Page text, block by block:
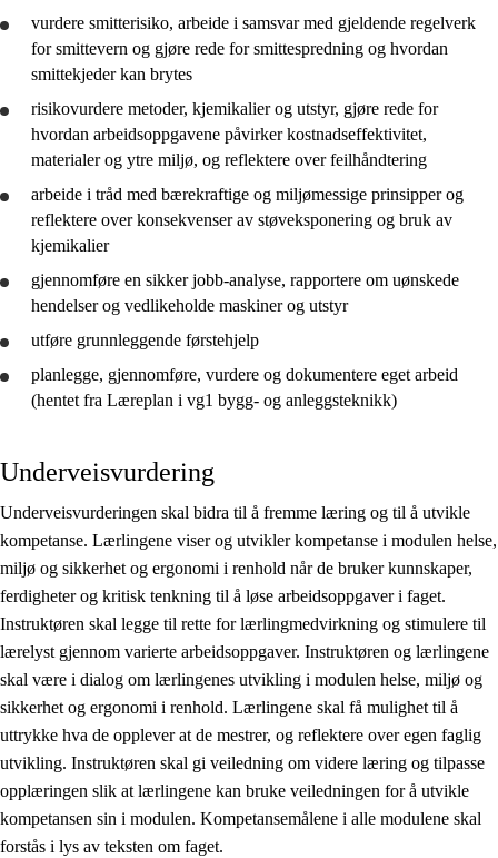
Kvalitet, service og samhandling
vurdere smitterisiko, arbeide i samsvar med gjeldende regelverk
for smittevern og gjøre rede forsmittespredning og hvordan
smittekjeder kan brytes
risikovurdere metoder, kjemikalier og utstyr, gjøre rede for
hvordan arbeidsoppgavene påvirker kostnadseffektivitet,
materialer og ytre miljø, og reflektere over feilhåndtering
arbeide i tråd med bærekraftige og miljømessige prinsipper og
reflektere over konsekvenser av støveksponering og bruk av
kjemikalier
gjennomføre en sikker jobb-analyse, rapportere om uønskede
hendelser og vedlikeholde maskiner og utstyr
utføre grunnleggende førstehjelp
planlegge, gjennomføre, vurdere og dokumentere eget arbeid
(hentet fra Læreplan i vg1 bygg- og anleggsteknikk)
Underveisvurdering
Underveisvurderingen skal bidra til å fremme læring og til å utvikle
kompetanse. Lærlingene viser og utvikler kompetanse i modulen helse,
miljø og sikkerhet og ergonomi i renhold når de bruker kunnskaper,
ferdigheter og kritisk tenkning til å løse arbeidsoppgaver i faget.
Instruktøren skal legge til rette for lærlingmedvirkning og stimulere til
lærelyst gjennom varierte arbeidsoppgaver. Instruktøren og lærlingene
skal være i dialog om lærlingenes utvikling i modulen helse, miljø og
sikkerhet og ergonomi i renhold. Lærlingene skal få mulighet til å
uttrykke hva de opplever at de mestrer, og reflektere over egen faglig
utvikling. Instruktøren skal gi veiledning om videre læring og tilpasse
opplæringen slik at lærlingene kan bruke veiledningen for å utvikle
kompetansen sin i modulen. Kompetansemålene i alle modulene skal
forstås i lys av teksten om faget.